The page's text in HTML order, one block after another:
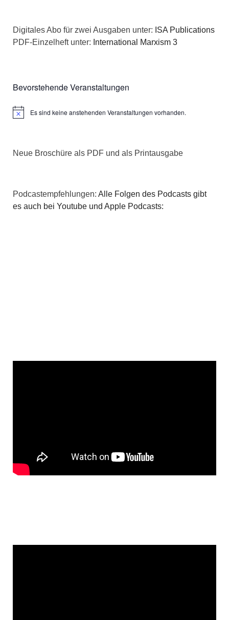
Digitales Abo für zwei Ausgaben unter: ISA Publications
PDF-Einzelheft unter: International Marxism 3
Bevorstehende Veranstaltungen
HinweisEs sind keine anstehenden Veranstaltungen vorhanden.
Neue Broschüre als PDF und als Printausgabe
Podcastempfehlungen: Alle Folgen des Podcasts gibt
es auch bei Youtube und Apple Podcasts: